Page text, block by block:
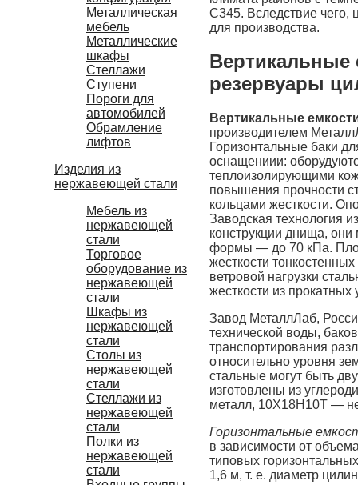
Металлическая
мебель
Металлические
шкафы
Стеллажи
Ступени
Пороги для
автомобилей
Обрамление
лифтов
Изделия из
нержавеющей стали
Мебель из
нержавеющей
стали
Торговое
оборудование из
нержавеющей
стали
Шкафы из
нержавеющей
стали
Столы из
нержавеющей
стали
Стеллажи из
нержавеющей
стали
Полки из
нержавеющей
стали
С345. Вследствие чего,
для производства.
Вертикальные
резервуары
Вертикальные
производителем
Горизонтальные баки
оснащениии:
теплоизолирующими
повышения прочности
кольцами жесткости.
Заводская технология
конструкции днища,
формы — до 70 кПа.
жесткости
ветровой нагрузки
жесткости из
Завод МеталлЛаб,
технической воды,
транспортирования
относительно уровня
стальные могут быть
изготовлены из
металл, 10Х18Н10Т —
Горизонтальные
в зависимости от
типовых
1,6 м, т. е. диаметр